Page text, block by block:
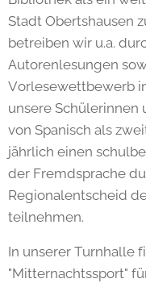
Stadt Obertshausen
betreiben wir u.a.
Autorenlesungen
Vorlesewettbewerb
unsere Schülerinnen
von Spanisch als
jährlich einen
der Fremdsprache
Regionalentscheid
teilnehmen.
In unserer Turnhalle
"Mitternachtssport"